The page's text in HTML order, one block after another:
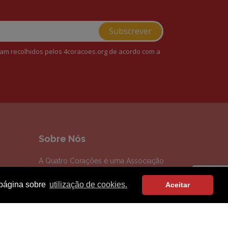
sobre utilização de cookies. Aceitar
recolhidos pelos 4coracoes.org de acordo com a
Sobre Nós
A Quatro Corações é uma Associação
vontade de combater a crise social
gerada pela pandemia COVID 19.